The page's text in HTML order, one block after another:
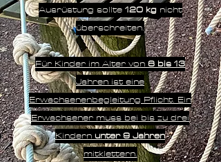
Ausrüstung sollte120 kgnicht
überschreiten.
Für Kinder im Alter von6 bis 13
Jahren ist eine
Erwachsenenbegleitung Pflicht. Ein
Erwachsener muss bei bis zu drei
Kindernunter 9 Jahren
mitklettern.